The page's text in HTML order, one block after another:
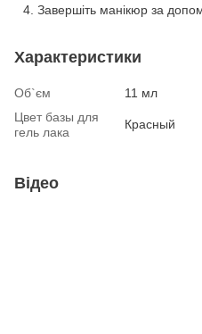
Завершіть манікюр за
Характеристики
Об`єм
11 мл
Цвет базы для
гель лака
Красный
Відео